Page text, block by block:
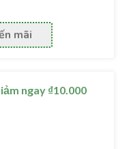
mãi
ngay ₫10.000